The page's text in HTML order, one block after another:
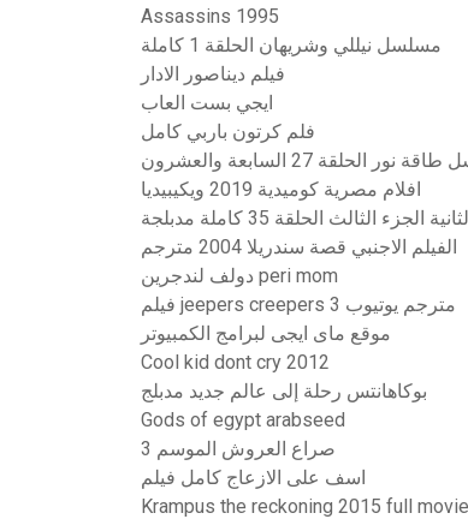
Assassins 1995
مسلسل نيللي وشريهان الحلقة 1 كاملة
فيلم ديناصور الادار
ايجي بست العاب
فلم كرتون باربي كامل
نور الحلقة 27 السابعة والعشرون
افلام مصرية كوميدية 2019 ويكيبيديا
الثالث الحلقة 35 كاملة مدبلجة
الفيلم الاجنبي قصة سندريلا 2004 مترجم
دولف لندجرين peri mom
فيلم jeepers creepers 3 مترجم يوتيوب
موقع ماى ايجى لبرامج الكمبيوتر
Cool kid dont cry 2012
بوكاهانتس رحلة إلى عالم جديد مدبلج
Gods of egypt arabseed
صراع العروش الموسم 3
اسف على الازعاج كامل فيلم
Krampus the reckoning 2015 full movie